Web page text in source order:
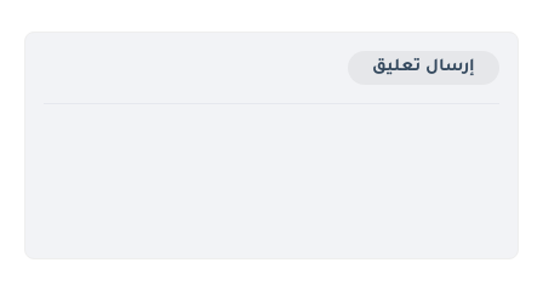
إرسال تعليق